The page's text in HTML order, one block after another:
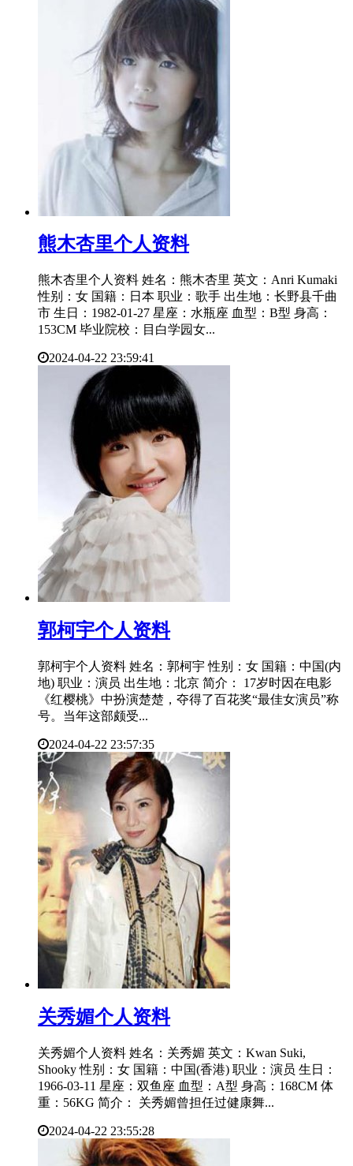
​熊木杏里个人资料
熊木杏里个人资料 姓名：熊木杏里 英文：Anri Kumaki
性别：女 国籍：日本 职业：歌手 出生地：长野县千曲
市 生日：1982-01-27 星座：水瓶座 血型：B型 身高：
153CM 毕业院校：目白学园女...
2024-04-22 23:59:41
​郭柯宇个人资料
郭柯宇个人资料 姓名：郭柯宇 性别：女 国籍：中国(内
地) 职业：演员 出生地：北京 简介： 17岁时因在电影
《红樱桃》中扮演楚楚，夺得了百花奖“最佳女演员”称
号。当年这部颇受...
2024-04-22 23:57:35
​关秀媚个人资料
关秀媚个人资料 姓名：关秀媚 英文：Kwan Suki,
Shooky 性别：女 国籍：中国(香港) 职业：演员 生日：
1966-03-11 星座：双鱼座 血型：A型 身高：168CM 体
重：56KG 简介： 关秀媚曾担任过健康舞...
2024-04-22 23:55:28